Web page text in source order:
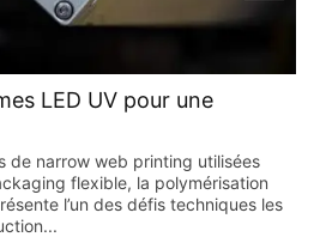
LED UV pour une
de narrow web printing utilisées
flexible, la polymérisation
l’un des défis techniques les